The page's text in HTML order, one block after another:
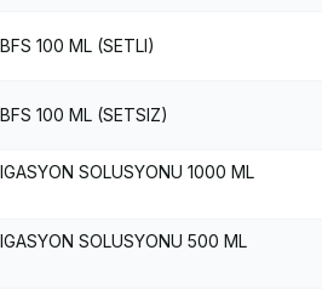
100 ML (SETLI)
100 ML (SETSIZ)
SOLUSYONU 1000 ML
SOLUSYONU 500 ML